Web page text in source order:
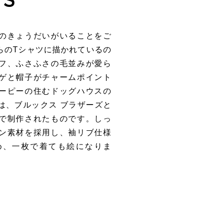
きょうだいがいることをご
Tシャツに描かれているの
、ふさふさの毛並みが愛ら
と帽子がチャームポイント
ピーの住むドッグハウスの
、ブルックス ブラザーズと
制作されたものです。しっ
素材を採用し、袖リブ仕様
一枚で着ても絵になりま